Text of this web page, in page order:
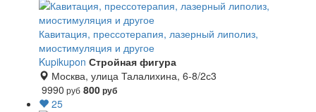
Кавитация, прессотерапия, лазерный липолиз,
миостимуляция и другое
Kupikupon Стройная фигура
Москва, улица Талалихина, 6-8/2с3
9990 руб 800руб
25